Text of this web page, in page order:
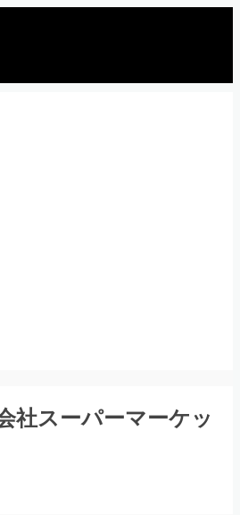
社スーパーマーケッ